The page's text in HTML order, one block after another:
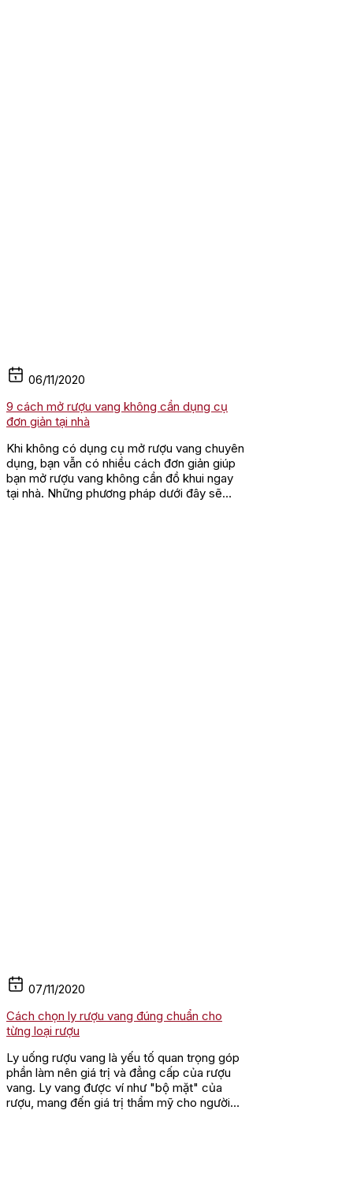
06/11/2020
9 cách mở rượu vang không cần dụng cụ
đơn giản tại nhà
Khi không có dụng cụ mở rượu vang chuyên
dụng, bạn vẫn có nhiều cách đơn giản giúp
bạn mở rượu vang không cần đồ khui ngay
tại nhà. Những phương pháp dưới đây sẽ
07/11/2020
Cách chọn ly rượu vang đúng chuẩn cho
từng loại rượu
Ly uống rượu vang là yếu tố quan trọng góp
phần làm nên giá trị và đẳng cấp của rượu
vang. Ly vang được ví như "bộ mặt" của
rượu, mang đến giá trị thẩm mỹ cho người